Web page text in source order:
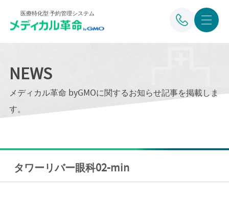
医療特化型 予約管理システム
NEWS
メディカル革命 byGMOに関するお知らせ記事を掲載しま
す。
タワーリバー眼科02-min